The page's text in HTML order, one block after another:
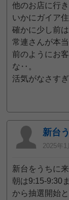
他のお店に行
いかにガイア
確かに少し前
常連さんが本
前のようにお
な‥。
活気がなさす
新台
2025年
新台をうちに来
朝は9:15-9:30
から抽選開始